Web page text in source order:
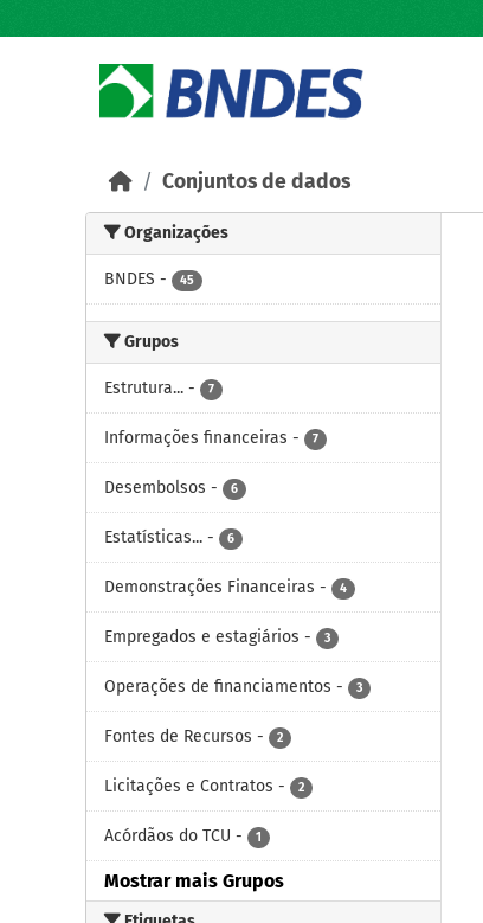
Conjuntos de dados
Organizações
BNDES - 45
Grupos
Estrutura... - 7
Informações financeiras - 7
Desembolsos - 6
Estatísticas... - 6
Demonstrações Financeiras - 4
Empregados e estagiários - 3
Operações de financiamentos - 3
Fontes de Recursos - 2
Licitações e Contratos - 2
Acórdãos do TCU - 1
Mostrar mais Grupos